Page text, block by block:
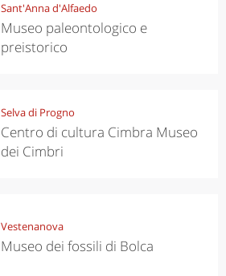
Sant'Anna d'Alfaedo
Museo paleontologico e
preistorico
Selva di Progno
Centro di cultura Cimbra Museo
dei Cimbri
Vestenanova
Museo dei fossili di Bolca